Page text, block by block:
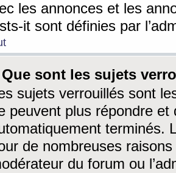
les annonces et les
it sont définies par
Que sont les sujets
sujets verrouillés sont
peuvent plus répondre
terminés.
de nombreuses
du forum ou